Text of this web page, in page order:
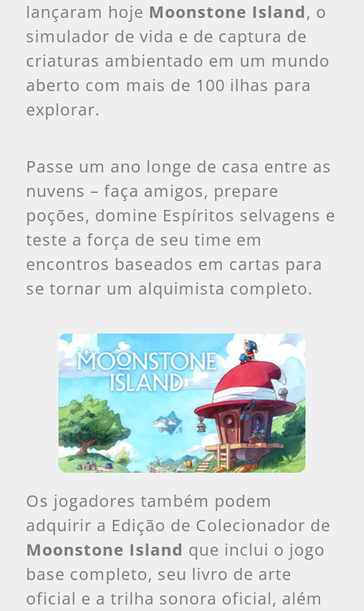
lançaram hoje Moonstone Island, o
simulador de vida e de captura de
criaturas ambientado em um mundo
aberto com mais de 100 ilhas para
explorar.
Passe um ano longe de casa entre as
nuvens – faça amigos, prepare
poções, domine Espíritos selvagens e
teste a força de seu time em
encontros baseados em cartas para
se tornar um alquimista completo.
Os jogadores também podem
adquirir a Edição de Colecionador de
Moonstone Island que inclui o jogo
base completo, seu livro de arte
oficial e a trilha sonora oficial, além